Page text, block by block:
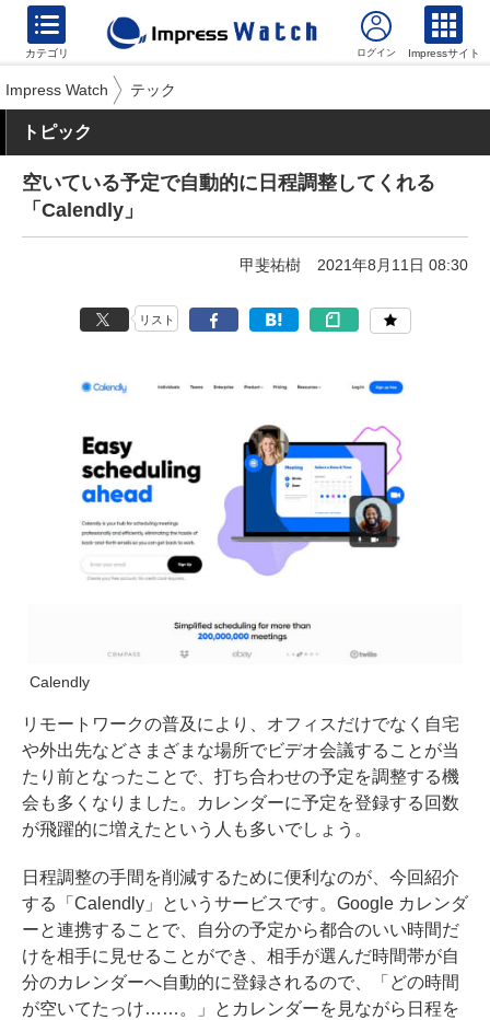
カテゴリ Impressサイト
Impress Watch テック
トピック
空いている予定で自動的に日程調整してくれる
「Calendly」
甲斐祐樹 2021年8月11日 08:30
リスト
Calendly
リモートワークの普及により、オフィスだけでなく自宅
や外出先などさまざまな場所でビデオ会議することが当
たり前となったことで、打ち合わせの予定を調整する機
会も多くなりました。カレンダーに予定を登録する回数
が飛躍的に増えたという人も多いでしょう。
日程調整の手間を削減するために便利なのが、今回紹介
する「Calendly」というサービスです。Google カレンダ
ーと連携することで、自分の予定から都合のいい時間だ
けを相手に見せることができ、相手が選んだ時間帯が自
分のカレンダーへ自動的に登録されるので、「どの時間
が空いてたっけ……。」とカレンダーを見ながら日程を